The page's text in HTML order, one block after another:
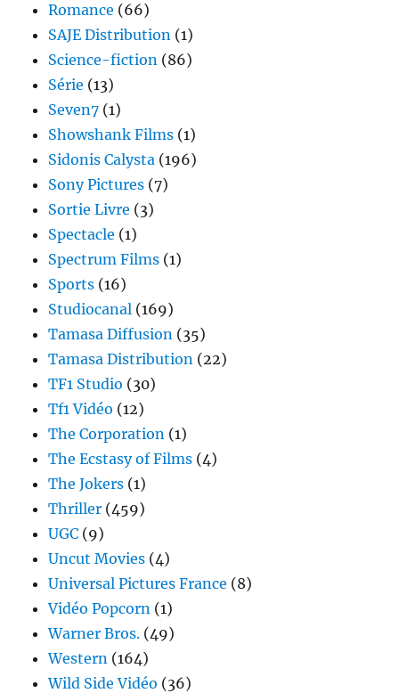
Romance (66)
SAJE Distribution (1)
Science-fiction (86)
Série (13)
Seven7 (1)
Showshank Films (1)
Sidonis Calysta (196)
Sony Pictures (7)
Sortie Livre (3)
Spectacle (1)
Spectrum Films (1)
Sports (16)
Studiocanal (169)
Tamasa Diffusion (35)
Tamasa Distribution (22)
TF1 Studio (30)
Tf1 Vidéo (12)
The Corporation (1)
The Ecstasy of Films (4)
The Jokers (1)
Thriller (459)
UGC (9)
Uncut Movies (4)
Universal Pictures France (8)
Vidéo Popcorn (1)
Warner Bros. (49)
Western (164)
Wild Side Vidéo (36)